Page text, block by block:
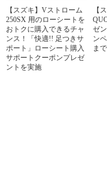
【スズキ】Vストローム
250SX 用のローシートを
おトクに購入できるチャ
ンス！「快適!! 足つきサ
ポート」ローシート購入
サポートクーポンプレゼ
ントを実施
【
ゼ
ン
ま